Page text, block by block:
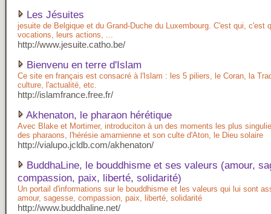
Les Jésuites
jesuite de Belgique et du Grand-Duche du Luxembourg. C'est qui, c'est
vocations, leurs actions, ...
http://www.jesuite.catho.be/
Bienvenu en terre d'Islam
Ce site en français est consacré à l'Islam : les 5 piliers, le Coran, la
culture, l'actualité, etc.
http://islamfrance.free.fr/
Akhenaton, le pharaon hérétique
Avec Blake et Mortimer, introduciton à un des moments les plus
des pharaons, l'hérésie amarnienne et son culte d'Aton, le Dieu solaire
http://vialupo.jcldb.com/akhenaton/
BuddhaLine, le bouddhisme et ses valeurs (amour,
compassion, paix, liberté, solidarité)
Un portail d'informations sur le bouddhisme et les valeurs qui lui sont
amour, sagesse, compassion, paix, liberté, solidarité
http://www.buddhaline.net/